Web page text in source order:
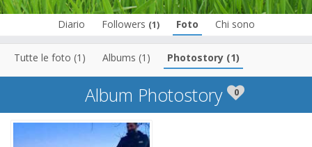
Diario Followers (1) Foto Chi sono
Tutte le foto (1) Albums (1) Photostory (1)
Album Photostory 0